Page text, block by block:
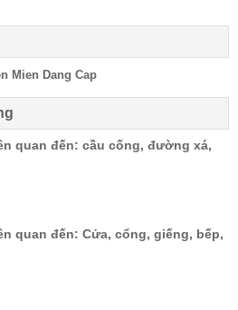
quan đến: cầu cống, đường xá,
quan đến: Cửa, cổng, giếng, bếp,